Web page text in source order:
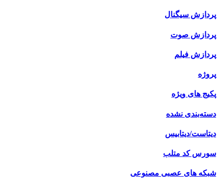
پردازش سیگنال
پردازش صوت
پردازش فیلم
پروژه
پکیج های ویژه
دسته‌بندی نشده
دیتاست/دیتابیس
سورس کد متلب
شبکه های عصبی مصنوعی